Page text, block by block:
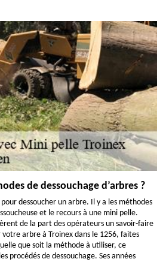
de dessouchage d’arbres ?
dessoucher un arbre. Il y a les méthodes
et le recours à une mini pelle.
de la part des opérateurs un savoir-faire
arbre à Troinex dans le 1256, faites
que soit la méthode à utiliser, ce
procédés de dessouchage. Ses années